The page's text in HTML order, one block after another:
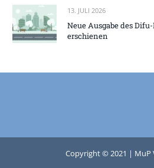
13. JULI 2026
Neue Ausgabe des
erschienen
Copyright © 2021 | MuP